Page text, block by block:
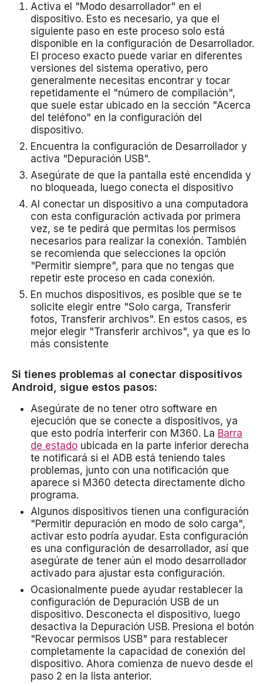
Activa el "Modo desarrollador" en el
dispositivo. Esto es necesario, ya que el
siguiente paso en este proceso solo está
disponible en la configuración de Desarrollador.
El proceso exacto puede variar en diferentes
versiones del sistema operativo, pero
generalmente necesitas encontrar y tocar
repetidamente el "número de compilación",
que suele estar ubicado en la sección "Acerca
del teléfono" en la configuración del
dispositivo.
Encuentra la configuración de Desarrollador y
activa "Depuración USB".
Asegúrate de que la pantalla esté encendida y
no bloqueada, luego conecta el dispositivo
Al conectar un dispositivo a una computadora
con esta configuración activada por primera
vez, se te pedirá que permitas los permisos
necesarios para realizar la conexión. También
se recomienda que selecciones la opción
"Permitir siempre", para que no tengas que
repetir este proceso en cada conexión.
En muchos dispositivos, es posible que se te
solicite elegir entre "Solo carga, Transferir
fotos, Transferir archivos". En estos casos, es
mejor elegir "Transferir archivos", ya que es lo
más consistente
Si tienes problemas al conectar dispositivos
Android, sigue estos pasos:
Asegúrate de no tener otro software en
ejecución que se conecte a dispositivos, ya
que esto podría interferir con M360. La Barra
de estado ubicada en la parte inferior derecha
te notificará si el ADB está teniendo tales
problemas, junto con una notificación que
aparece si M360 detecta directamente dicho
programa.
Algunos dispositivos tienen una configuración
"Permitir depuración en modo de solo carga",
activar esto podría ayudar. Esta configuración
es una configuración de desarrollador, así que
asegúrate de tener aún el modo desarrollador
activado para ajustar esta configuración.
Ocasionalmente puede ayudar restablecer la
configuración de Depuración USB de un
dispositivo. Desconecta el dispositivo, luego
desactiva la Depuración USB. Presiona el botón
"Revocar permisos USB" para restablecer
completamente la capacidad de conexión del
dispositivo. Ahora comienza de nuevo desde el
paso 2 en la lista anterior.